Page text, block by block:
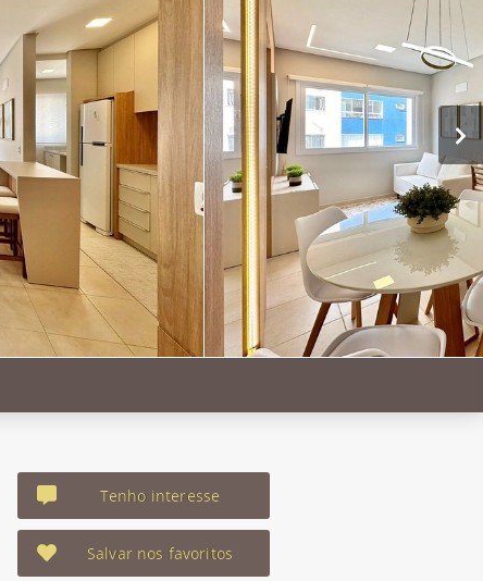
Tenho interesse
Salvar nos favoritos